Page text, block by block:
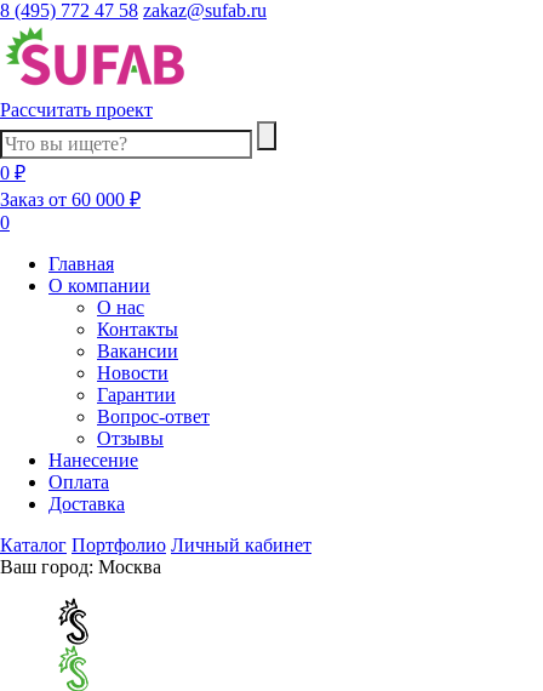
8 (495) 772 47 58 zakaz@sufab.ru
Рассчитать проект
0 ₽
Заказ от 60 000 ₽
0
Главная
О компании
О нас
Контакты
Вакансии
Новости
Гарантии
Вопрос-ответ
Отзывы
Нанесение
Оплата
Доставка
Каталог Портфолио Личный кабинет
Ваш город: Москва